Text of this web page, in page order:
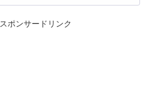
スポンサードリンク